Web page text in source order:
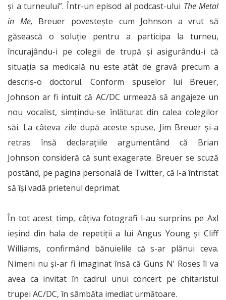
și a turneului”. Într-un episod al podcast-ului The Metal
in Me, Breuer povestește cum Johnson a vrut să
găsească o soluție pentru a participa la turneu,
încurajându-i pe colegii de trupă și asigurându-i că
situația sa medicală nu este atât de gravă precum a
descris-o doctorul. Conform spuselor lui Breuer,
Johnson ar fi intuit că AC/DC urmează să angajeze un
nou vocalist, simțindu-se înlăturat din calea colegilor
săi. La câteva zile după aceste spuse, Jim Breuer și-a
retras însă declarațiile argumentând că Brian
Johnson consideră că sunt exagerate. Breuer se scuză
postând, pe pagina personală de Twitter, că l-a întristat
să își vadă prietenul deprimat.
În tot acest timp, câțiva fotografi l-au surprins pe Axl
ieșind din hala de repetiții a lui Angus Young și Cliff
Williams, confirmând bănuielile că s-ar plănui ceva.
Nimeni nu și-ar fi imaginat însă că Guns N’ Roses îl va
avea ca invitat în cadrul unui concert pe chitaristul
trupei AC/DC, în sâmbăta imediat următoare.